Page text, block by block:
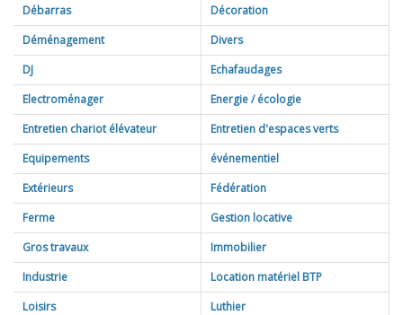
Décoration
Débarras
Décoration
Déménagement
Divers
Avocat(1)
Courtier(1)
Granulats
DJ
Echafaudages
Electroménager
Energie / écologie
Entretien chariot élévateur
Entretien d'espaces verts
Pépinière(1)
Equipements
événementiel
Extérieurs
Fédération
Ferme
Gestion locative
Gros travaux
Aménagement extérieur
Architecte(4)
Immobilier
Agences(3)
Industrie
Location matériel BTP
Loisirs
Luthier